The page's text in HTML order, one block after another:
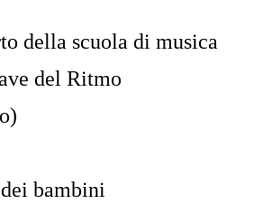
della scuola di musica
del Ritmo
bambini